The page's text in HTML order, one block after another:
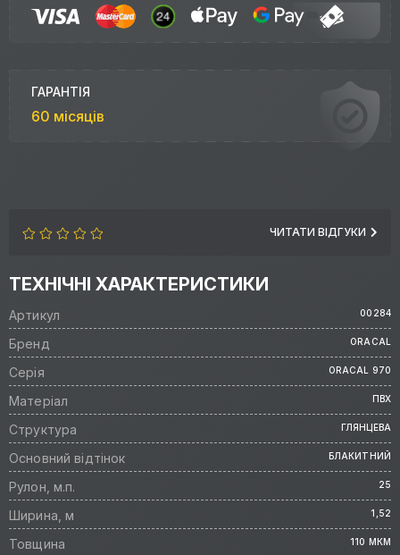
ЧИТАТИ ВІДГУКИ
ТЕХНІЧНІ ХАРАКТЕРИСТИКИ
Артикул 00284
Бренд ORACAL
Серія ORACAL 970
Матеріал ПВХ
Структура ГЛЯНЦЕВА
Основний відтінок БЛАКИТНИЙ
Рулон, м.п. 25
Ширина, м 1,52
Товщина 110 МКМ
ГАРАНТІЯ
60 місяців